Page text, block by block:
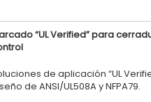
“UL Verified” para
de aplicación “UL
de ANSI/UL508A y NFPA79.